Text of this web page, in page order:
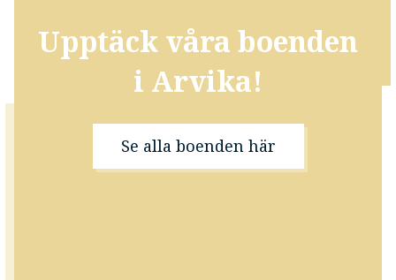
Upptäck våra boenden
i Arvika!
Se alla boenden här